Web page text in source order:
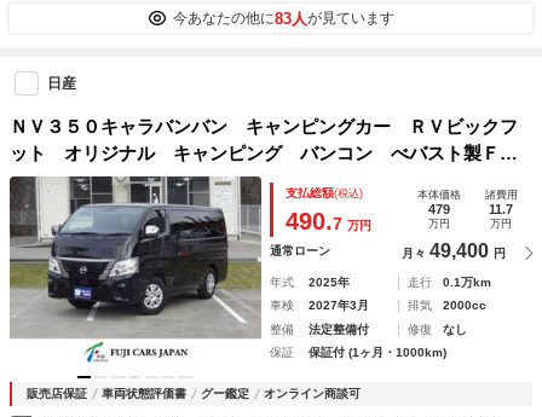
今あなたの他に83人が見ています
日産
ＮＶ３５０キャラバンバン キャンピングカー ＲＶビックフ
ット オリジナル キャンピング バンコン べバスト製ＦＦ
ヒーター 鉛ツインサブバッテリー 走行充電 外部充電 外
部電源 インバーター１５００Ｗ 走行時リアクーラー・リア
ヒーター アラウンドビューモニター 日産純正ナビ
支払総額(税込)
490.7 万円
本体価格
479
万円
諸費用
11.7
万円
通常ローン 月々 49,400 円
年式 2025年 走行
0.1万km
車検
2027年3月 排気
2000cc
整備
法定整備付 修復
なし
保証
保証付 (1ヶ月・1000km)
販売店保証 車両状態評価書 グー鑑定 オンライン商談可